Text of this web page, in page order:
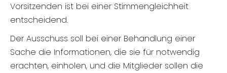
Vorsitzenden ist bei einer Stimmengleichheit
entscheidend.
Der Ausschuss soll bei einer Behandlung einer
Sache die Informationen, die sie für notwendig
erachten, einholen, und die Mitglieder sollen die